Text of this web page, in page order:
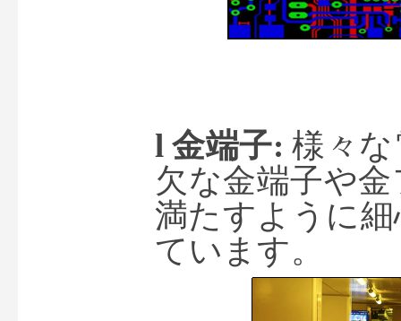
l 金端子: 様々
欠な金端子や
満たすように
ています。